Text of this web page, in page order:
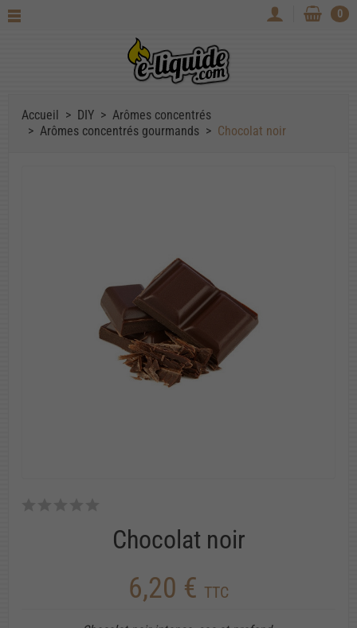
0
Accueil DIY
Arômes concentrés
Arômes concentrés gourmands
Chocolat noir
Chocolat noir
6,20 € TTC